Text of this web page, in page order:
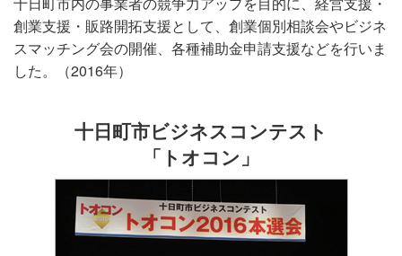
創業支援・販路開拓支援として、創業個別相談会やビジネ
スマッチング会の開催、各種補助金申請支援などを行いま
した。（2016年）
十日町市ビジネスコンテスト
「トオコン」